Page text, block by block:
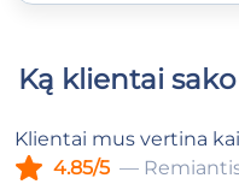
Ką klientai
Klientai mus vertina
4.85/5 —